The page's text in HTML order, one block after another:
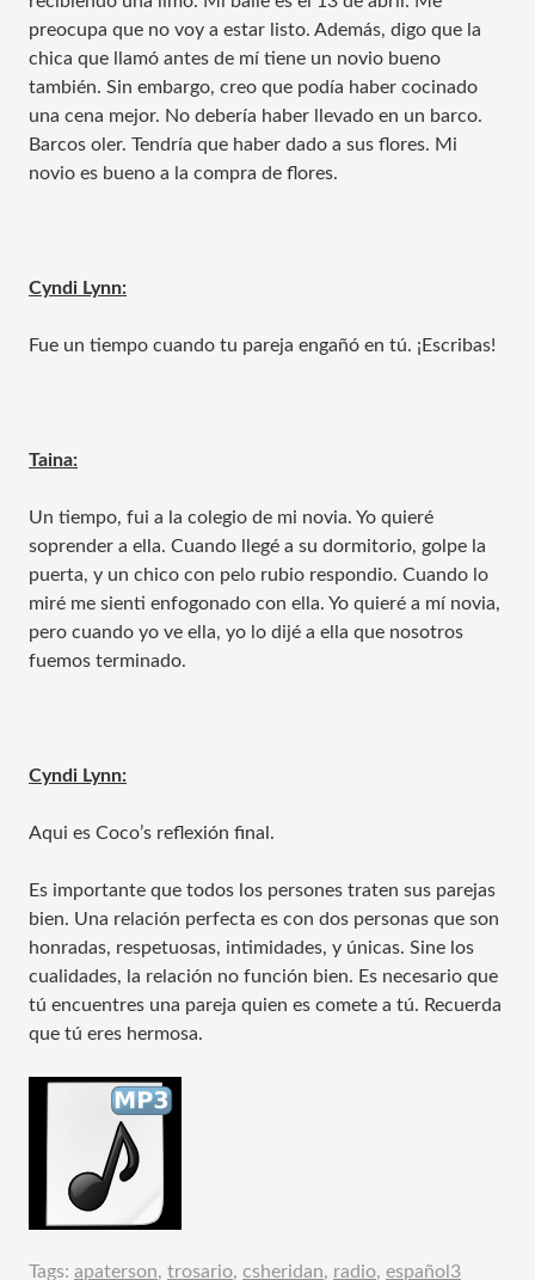
preocupa que no voy a estar listo. Además, digo que la
chica que llamó antes de mí tiene un novio bueno
también. Sin embargo, creo que podía haber cocinado
una cena mejor. No debería haber llevado en un barco.
Barcos oler. Tendría que haber dado a sus flores. Mi
novio es bueno a la compra de flores.
Cyndi Lynn:
Fue un tiempo cuando tu pareja engañó en tú. ¡Escribas!
Taina:
Un tiempo, fui a la colegio de mi novia. Yo quieré
soprender a ella. Cuando llegé a su dormitorio, golpe la
puerta, y un chico con pelo rubio respondio. Cuando lo
miré me sienti enfogonado con ella. Yo quieré a mí novia,
pero cuando yo ve ella, yo lo dijé a ella que nosotros
fuemos terminado.
Cyndi Lynn:
Aqui es Coco’s reflexión final.
Es importante que todos los persones traten sus parejas
bien. Una relación perfecta es con dos personas que son
honradas, respetuosas, intimidades, y únicas. Sine los
cualidades, la relación no función bien. Es necesario que
tú encuentres una pareja quien es comete a tú. Recuerda
que tú eres hermosa.
Tags: apaterson, trosario, csheridan, radio, español3